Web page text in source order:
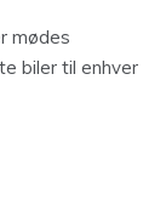
mødes
biler til enhver